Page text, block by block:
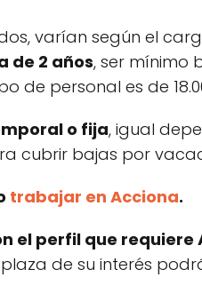
varían según el
de 2 años, ser mínimo
de personal es de
o fija, igual
cubrir bajas por
trabajar en Acciona.
el perfil que requiere
de su interés